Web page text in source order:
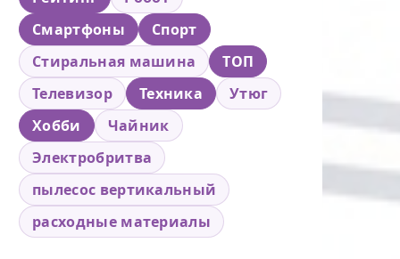
Смартфоны
Спорт
Стиральная машина
ТОП
Телевизор
Техника
Утюг
Хобби
Чайник
Электробритва
пылесос вертикальный
расходные материалы